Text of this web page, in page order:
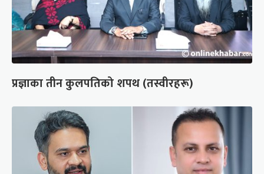
प्रज्ञाका तीन कुलपतिको शपथ (तस्वीरहरू)